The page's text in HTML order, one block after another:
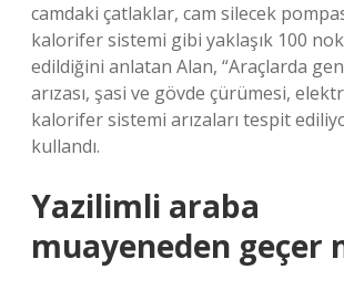
camdaki çatlaklar, cam silecek
kalorifer sistemi gibi yaklaşık 100
edildiğini anlatan Alan, “Araçlarda
arızası, şasi ve gövde çürümesi,
kalorifer sistemi arızaları tespit
kullandı.
Yazilimli araba
muayeneden geçer